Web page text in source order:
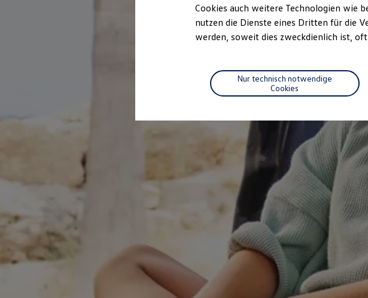
E-Auto-Förderung
Software und Konnektivität
ID. Software Versionen und Updates
Digitale Extras
Schnittstellen zu Ihrem ID.
Hybridautos
Volkswagen R und R Experience
R-Modelle
R Experience
Driving Experience
Volkswagen entdecken
Werkbesichtigung
Factory visit
Cookies auch weitere Technologien wie
nutzen die Dienste eines Dritten für die
werden, soweit dies zweckdienlich ist,
Nur technisch notwendige
Cookies